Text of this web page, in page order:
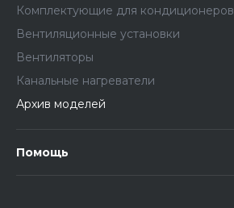
Комплектующие для кондиционеров
Вентиляционные установки
Вентиляторы
Канальные нагреватели
Архив моделей
Помощь